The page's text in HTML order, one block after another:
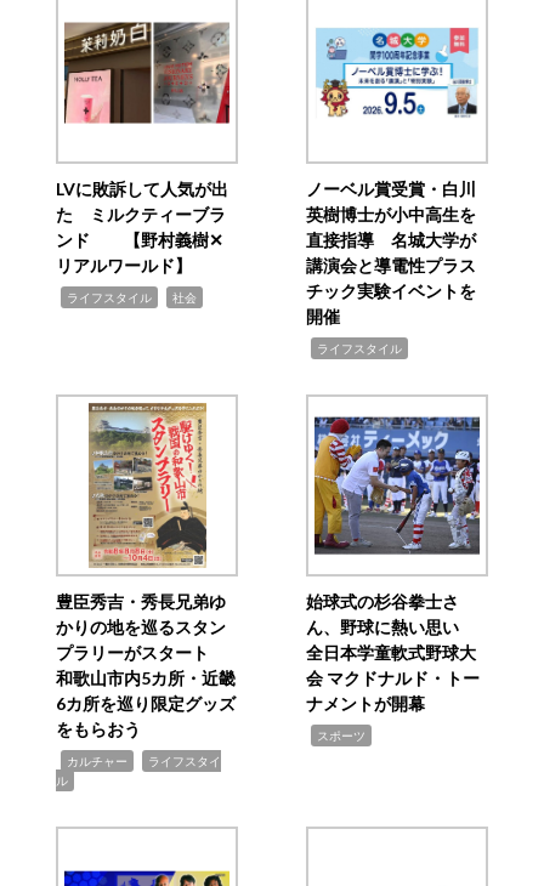
LVに敗訴して人気が出
た ミルクティーブラ
ンド 【野村義樹✕
リアルワールド】
ライフスタイル 社会
ノーベル賞受賞・白川
英樹博士が小中高生を
直接指導 名城大学が
講演会と導電性プラス
チック実験イベントを
開催
ライフスタイル
豊臣秀吉・秀長兄弟ゆ
かりの地を巡るスタン
プラリーがスタート
和歌山市内5カ所・近畿
6カ所を巡り限定グッズ
をもらおう
カルチャー
ライフスタイ
ル
始球式の杉谷拳士さ
ん、野球に熱い思い
全日本学童軟式野球大
会 マクドナルド・トー
ナメントが開幕
スポーツ